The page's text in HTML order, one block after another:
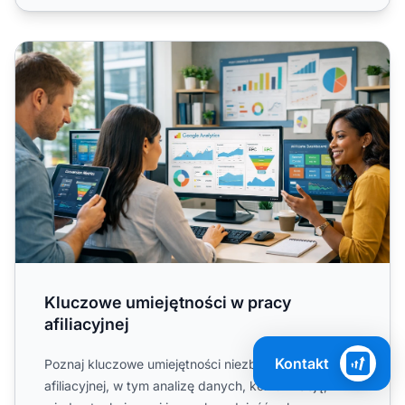
Kluczowe umiejętności w pracy afiliacyjnej
Kluczowe umiejętności w pracy
afiliacyjnej
Poznaj kluczowe umiejętności niezbędne w pracy
afiliacyjnej, w tym analizę danych, komunikację,
Kontakt